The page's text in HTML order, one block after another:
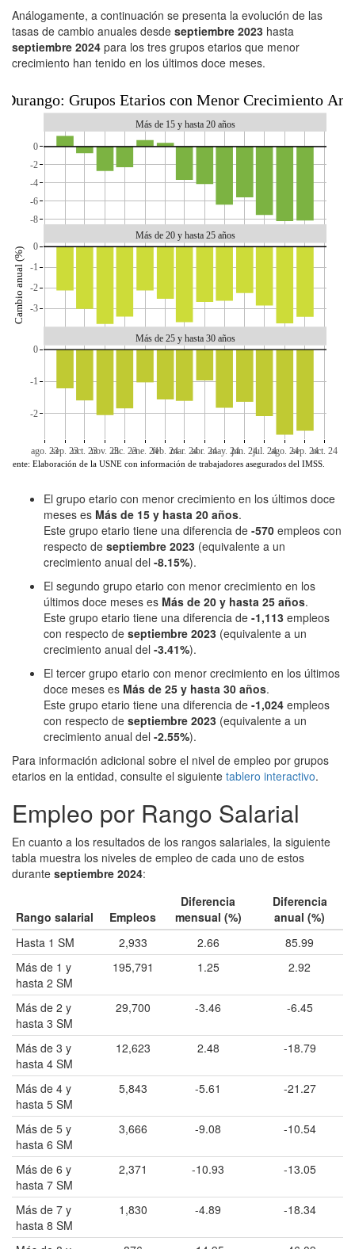
Análogamente, a continuación se presenta la evolución de las
tasas de cambio anuales desde septiembre 2023 hasta
septiembre 2024 para los tres grupos etarios que menor
crecimiento han tenido en los últimos doce meses.
-8
-6
-4
-2
0
-3
-2
-1
0
ago. 23sep. 23oct. 23nov. 23dic. 23ene. 24feb. 24mar. 24abr. 24may. 24jun. 24jul. 24ago. 24sep. 24oct. 24
-2
-1
0
Durango: Grupos Etarios con Menor Crecimiento
Cambio anual (%)
Más de 15 y hasta 20 años
Más de 20 y hasta 25 años
Más de 25 y hasta 30 años
Fuente: Elaboración de la USNE con información de trabajadores asegurados del IMSS.
El grupo etario con menor crecimiento en los últimos doce
meses es Más de 15 y hasta 20 años.
Este grupo etario tiene una diferencia de -570 empleos con
respecto de septiembre 2023 (equivalente a un
crecimiento anual del -8.15%).
El segundo grupo etario con menor crecimiento en los
últimos doce meses es Más de 20 y hasta 25 años.
Este grupo etario tiene una diferencia de -1,113 empleos
con respecto de septiembre 2023 (equivalente a un
crecimiento anual del -3.41%).
El tercer grupo etario con menor crecimiento en los últimos
doce meses es Más de 25 y hasta 30 años.
Este grupo etario tiene una diferencia de -1,024 empleos
con respecto de septiembre 2023 (equivalente a un
crecimiento anual del -2.55%).
Para información adicional sobre el nivel de empleo por grupos
etarios en la entidad, consulte el siguiente tablero interactivo.
Empleo por Rango Salarial
En cuanto a los resultados de los rangos salariales, la siguiente
tabla muestra los niveles de empleo de cada uno de estos
durante septiembre 2024:
Rango salarial Empleos
Diferencia
mensual (%)
Diferencia
anual (%)
Hasta 1 SM
2,933 2.66
85.99
Más de 1 y
hasta 2 SM
195,791 1.25 2.92
Más de 2 y
hasta 3 SM
29,700 -3.46 -6.45
Más de 3 y
hasta 4 SM
12,623 2.48 -18.79
Más de 4 y
hasta 5 SM
5,843 -5.61 -21.27
Más de 5 y
hasta 6 SM
3,666 -9.08 -10.54
Más de 6 y
hasta 7 SM
2,371 -10.93 -13.05
Más de 7 y
hasta 8 SM
1,830 -4.89 -18.34